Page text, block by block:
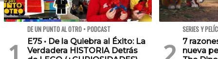
DE UN PUNTO AL OTRO • PODCAST
E75 • De la Quiebra al Éxito: La
Verdadera HISTORIA Detrás
SERIES Y
7
nueva